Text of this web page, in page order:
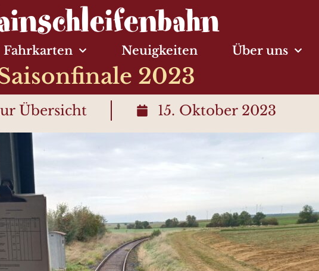
Fahrkarten Neuigkeiten Über uns
2023
Übersicht 15. Oktober 2023